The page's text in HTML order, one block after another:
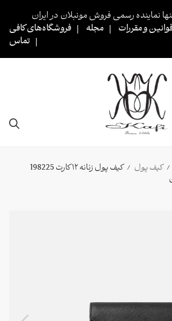
نماینده رسمی فروش مونبلان در ایران
و مقررات مجله
فروشگاه‌های کافی
تماس
/ کیف پول /
کیف پول زنانه ۱۲ کارت 198225